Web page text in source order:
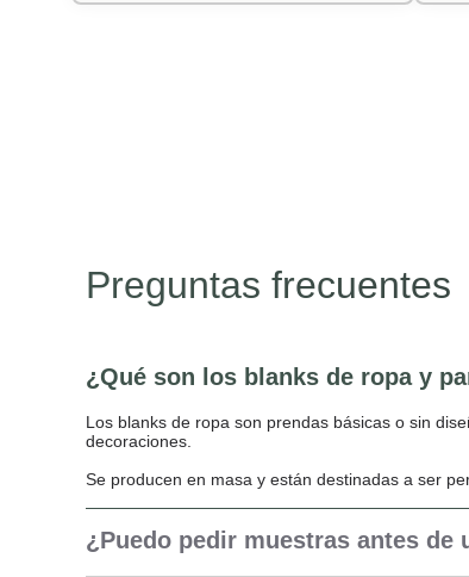
Preguntas frecuentes
¿Qué son los blanks de ropa y
Los blanks de ropa son prendas básicas o sin
decoraciones.
Se producen en masa y están destinadas a ser
¿Puedo pedir muestras antes de